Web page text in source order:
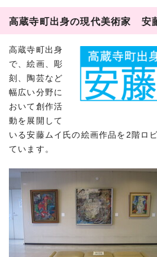
高蔵寺町出身の現代美術家 安
高蔵寺町出身
で、絵画、彫
刻、陶芸など
幅広い分野に
おいて創作活
動を展開して
いる安藤ムイ氏の絵画作品を2階ロ
ています。